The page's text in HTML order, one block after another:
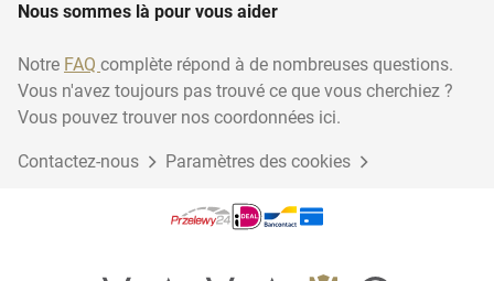
Nous sommes là pour vous aider
Notre FAQ complète répond à de nombreuses questions.
Vous n'avez toujours pas trouvé ce que vous cherchiez ?
Vous pouvez trouver nos coordonnées ici.
Contactez-nous Paramètres des cookies